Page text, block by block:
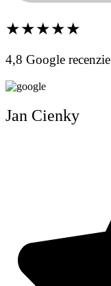
★★★★★
4,8 Google recenzie
Jan Cienky